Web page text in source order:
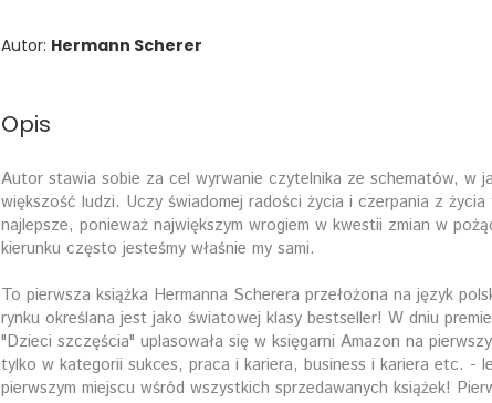
Autor: Hermann Scherer
Opis
Autor stawia sobie za cel wyrwanie czytelnika ze schematów, w
większość ludzi. Uczy świadomej radości życia i czerpania z
najlepsze, ponieważ największym wrogiem w kwestii zmian w
kierunku często jesteśmy właśnie my sami.
To pierwsza książka Hermanna Scherera przełożona na język
rynku określana jest jako światowej klasy bestseller! W dniu
"Dzieci szczęścia" uplasowała się w księgarni Amazon na
tylko w kategorii sukces, praca i kariera, business i kariera etc. -
pierwszym miejscu wśród wszystkich sprzedawanych książek!